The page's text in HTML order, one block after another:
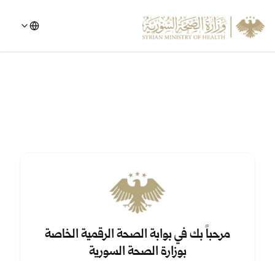
مرحباً بك في بوابة الصحة الرقمية الخاصة
بوزارة الصحة السورية